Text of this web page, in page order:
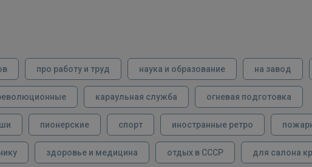
про работу и труд наука и образование на завод
караульная служба огневая подготовка
пионерские спорт иностранные ретро
здоровье и медицина отдых в СССР для салона